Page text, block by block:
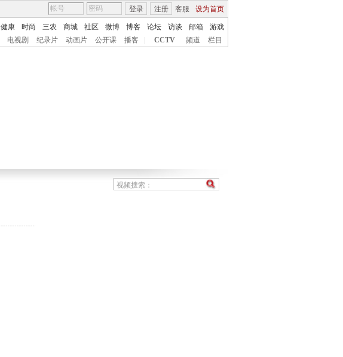
客服 设为首页
登录 注册
健康 时尚 三农 商城 社区 微博 博客 论坛 访谈 邮箱
游戏
电视剧 纪录片 动画片 公开课 播客 CCTV 频道 栏目